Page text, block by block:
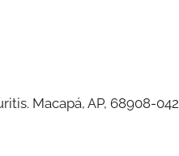
Macapá, AP, 68908-042